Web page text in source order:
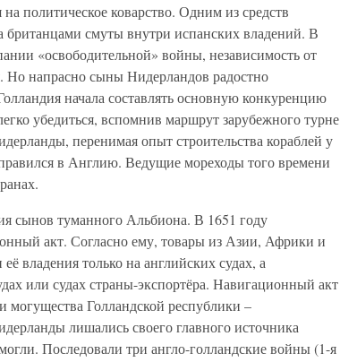
политическое коварство. Одним из средств
британцами смуты внутри испанских владений. В
«освободительной» войны, независимость от
Но напрасно сыны Нидерландов радостно
начала составлять основную конкуренцию
убедиться, вспомнив маршрут зарубежного турне
перенимая опыт строительства кораблей у
в Англию. Ведущие мореходы того времени
сынов туманного Альбиона. В 1651 году
акт. Согласно ему, товары из Азии, Африки и
владения только на английских судах, а
или судах страны-экспортёра. Навигационный акт
могущества Голландской республики –
лишались своего главного источника
Последовали три англо-голландские войны (1-я